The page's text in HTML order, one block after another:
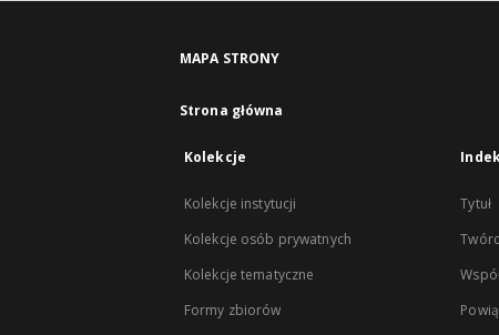
MAPA STRONY
Strona główna
Kolekcje
Kolekcje instytucji
Kolekcje osób prywatnych
Kolekcje tematyczne
Formy zbiorów
Tytuł